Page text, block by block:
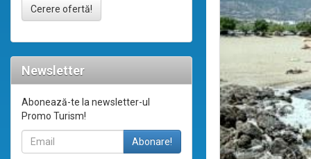
Cerere ofertă!
Newsletter
Abonează-te la newsletter-ul
Promo Turism!